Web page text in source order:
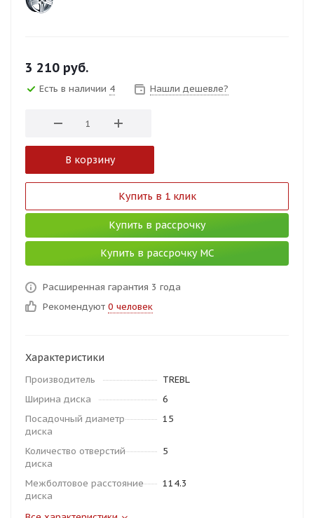
3 210 руб.
Есть в наличии 4 Нашли дешевле?
В корзину
Купить в 1 клик
Купить в рассрочку
Купить в рассрочку МС
Расширенная гарантия 3 года
Рекомендуют 0 человек
Характеристики
Производитель
TREBL
Ширина диска
6
Посадочный диаметр
диска
15
Количество отверстий
диска
5
Межболтовое расстояние
диска
114.3